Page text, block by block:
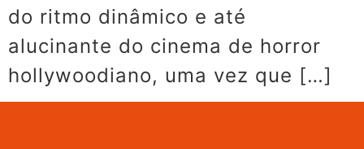
do ritmo dinâmico e até
alucinante do cinema de horror
hollywoodiano, uma vez que […]